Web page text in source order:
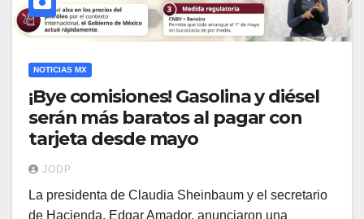
NOTICIAS MX
¡Bye comisiones! Gasolina y diésel
serán más baratos al pagar con
tarjeta desde mayo
JODP
La presidenta de Claudia Sheinbaum y el secretario
de Hacienda, Edgar Amador, anunciaron una